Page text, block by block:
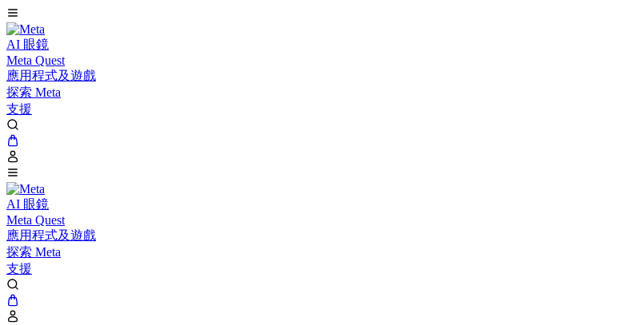
AI 眼鏡
Meta Quest
應用程式及遊戲
探索 Meta
支援
AI 眼鏡
Meta Quest
應用程式及遊戲
探索 Meta
支援